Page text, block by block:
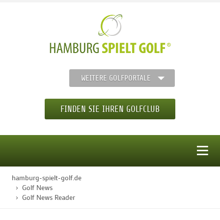
WEITERE GOLFPORTALE
FINDEN SIE IHREN GOLFCLUB
STARTSEITE
hamburg-spielt-golf.de
Golf News
Golf News Reader